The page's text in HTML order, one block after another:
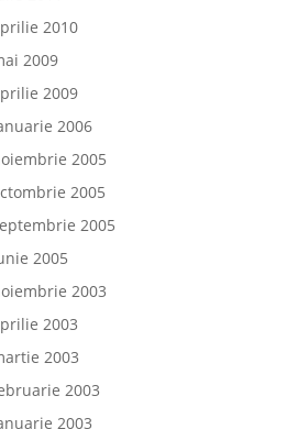
2010
2009
2009
2006
2005
2005
2005
2005
2003
2003
2003
2003
2003